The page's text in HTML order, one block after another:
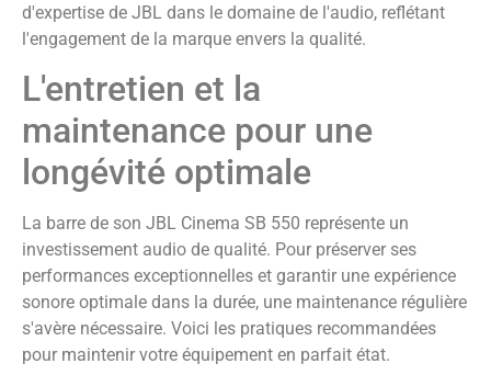
d'expertise de JBL dans le domaine de l'audio, reflétant
l'engagement de la marque envers la qualité.
L'entretien et la
maintenance pour une
longévité optimale
La barre de son JBL Cinema SB 550 représente un
investissement audio de qualité. Pour préserver ses
performances exceptionnelles et garantir une expérience
sonore optimale dans la durée, une maintenance régulière
s'avère nécessaire. Voici les pratiques recommandées
pour maintenir votre équipement en parfait état.